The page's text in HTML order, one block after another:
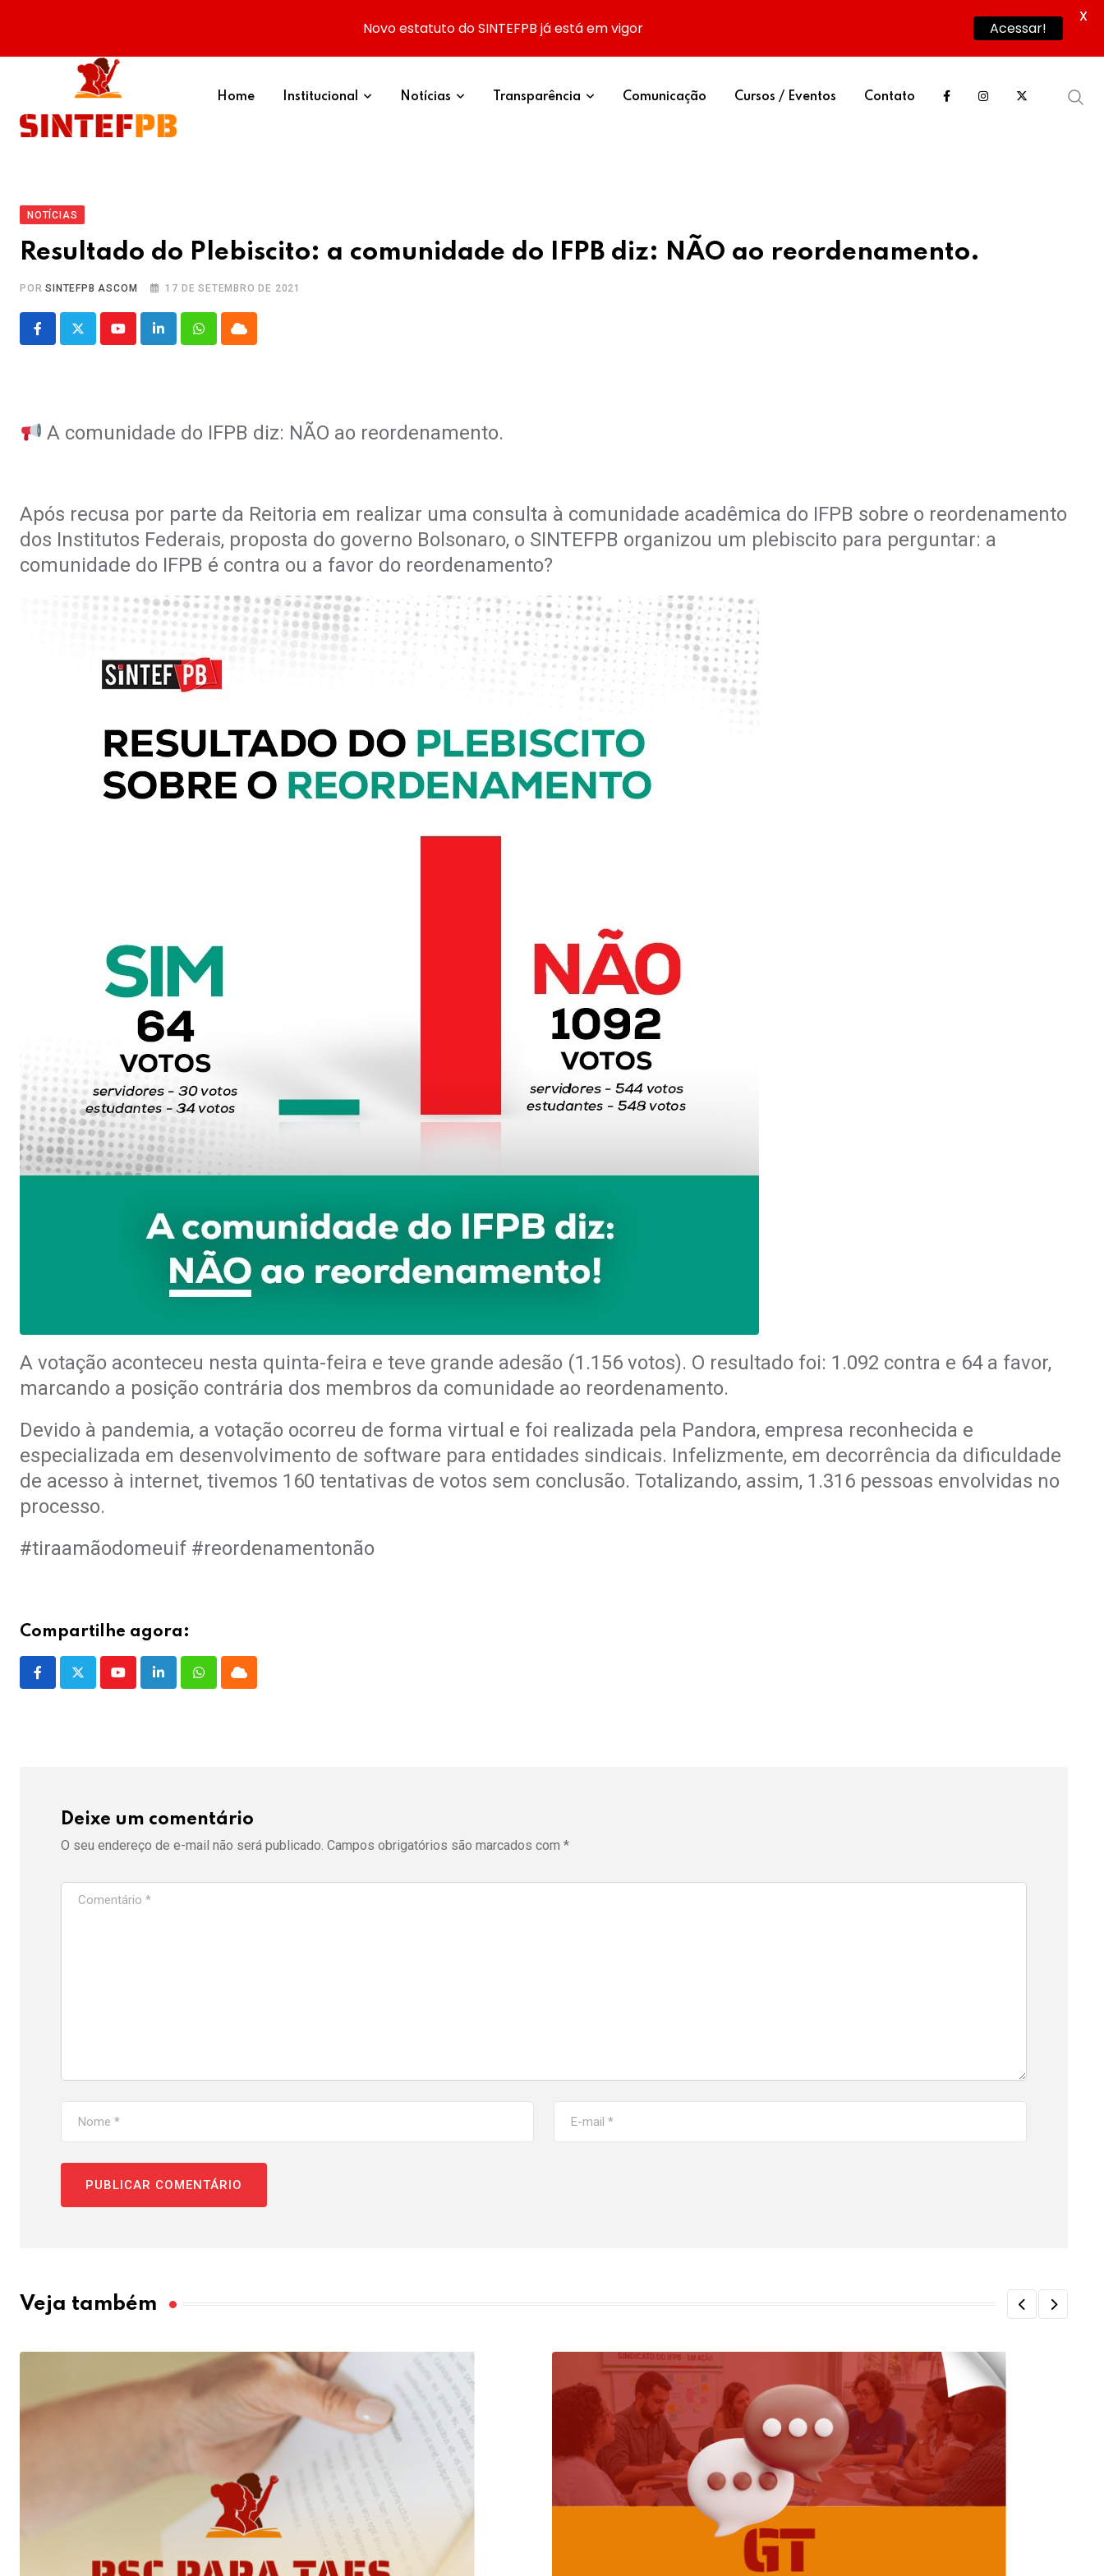
content
Home Institucional Notícias Transparência Comunicação Cursos / Eventos Contato
NOTÍCIAS
Resultado do Plebiscito: a comunidade do IFPB diz: NÃO ao reordenamento.
PORSINTEFPB ASCOM 17 DE SETEMBRO DE 2021
YoutubeLinkedInWhatsappCloud
A comunidade do IFPB diz: NÃO ao reordenamento.
Após recusa por parte da Reitoria em realizar uma consulta à comunidade acadêmica do IFPB sobre o reordenamento
dos Institutos Federais, proposta do governo Bolsonaro, o SINTEFPB organizou um plebiscito para perguntar: a
comunidade do IFPB é contra ou a favor do reordenamento?
A votação aconteceu nesta quinta-feira e teve grande adesão (1.156 votos). O resultado foi: 1.092 contra e 64 a favor,
marcando a posição contrária dos membros da comunidade ao reordenamento.
Devido à pandemia, a votação ocorreu de forma virtual e foi realizada pela Pandora, empresa reconhecida e
especializada em desenvolvimento de software para entidades sindicais. Infelizmente, em decorrência da dificuldade
de acesso à internet, tivemos 160 tentativas de votos sem conclusão. Totalizando, assim, 1.316 pessoas envolvidas no
processo.
#tiraamãodomeuif #reordenamentonão
Compartilhe agora:
YoutubeLinkedInWhatsappCloud
Deixe um comentário
O seu endereço de e-mail não será publicado. Campos obrigatórios são marcados com *
Veja também
Novo estatuto do SINTEFPB já está em vigor Acessar!
X